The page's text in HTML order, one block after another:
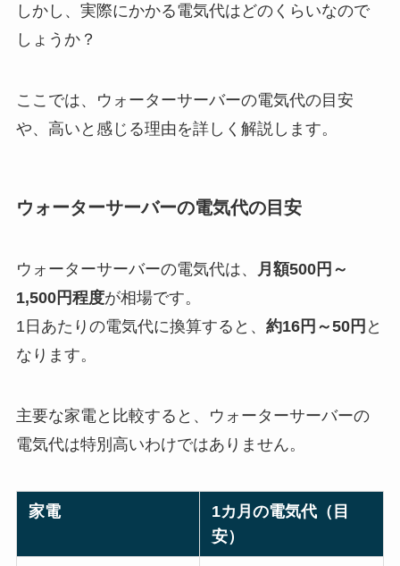
しかし、実際にかかる電気代はどのくらいなので
しょうか？
ここでは、ウォーターサーバーの電気代の目安
や、高いと感じる理由を詳しく解説します。
ウォーターサーバーの電気代の目安
ウォーターサーバーの電気代は、
月額500円～
1,500円程度が相場です。
1日あたりの電気代に換算すると、 約16円～50円 と
なります。
主要な家電と比較すると、ウォーターサーバーの
電気代は特別高いわけではありません。
家電
1カ月の電気代（目
安）